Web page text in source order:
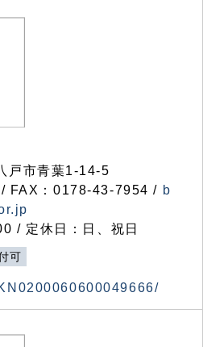
市青葉1-14-5
FAX：0178-43-7954 / b
/ 定休日：日、祝日
可